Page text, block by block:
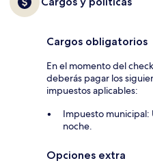
Cargos obligatorios
En el momento del
deberás pagar los
impuestos aplicables:
Impuesto municipal:
noche.
Opciones extra